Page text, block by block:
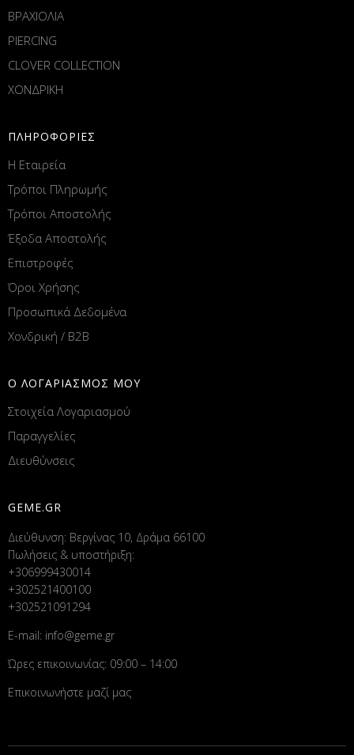
ΒΡΑΧΙΟΛΙΑ
PIERCING
CLOVER COLLECTION
ΧΟΝΔΡΙΚΗ
ΠΛΗΡΟΦΟΡΙΕΣ
Η Εταιρεία
Τρόποι Πληρωμής
Τρόποι Αποστολής
Έξοδα Αποστολής
Επιστροφές
Όροι Χρήσης
Προσωπικά Δεδομένα
Χονδρική / B2B
Ο ΛΟΓΑΡΙΑΣΜΟΣ ΜΟΥ
Στοιχεία Λογαριασμού
Παραγγελίες
Διευθύνσεις
GEME.GR
Διεύθυνση: Βεργίνας 10, Δράμα 66100
Πωλήσεις & υποστήριξη:
+306999430014
+302521400100
+302521091294
E-mail: info@geme.gr
Ώρες επικοινωνίας: 09:00 – 14:00
Επικοινωνήστε μαζί μας